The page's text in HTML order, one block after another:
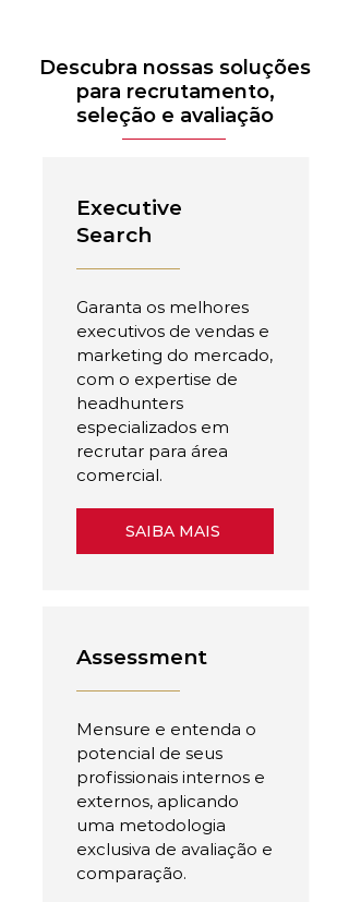
Descubra nossas soluções
para recrutamento,
seleção e avaliação
Executive
Search
Garanta os melhores
executivos de vendas e
marketing do mercado,
com o expertise de
headhunters
especializados em
recrutar para área
comercial.
SAIBA MAIS
Assessment
Mensure e entenda o
potencial de seus
profissionais internos e
externos, aplicando
uma metodologia
exclusiva de avaliação e
comparação.